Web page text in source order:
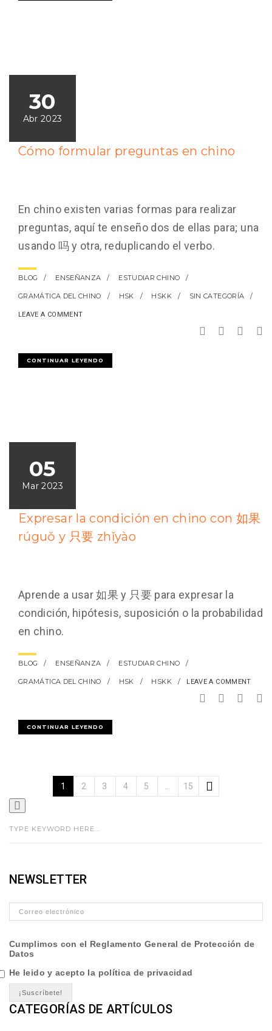
30
Abr 2023
Cómo formular preguntas en chino
En chino existen varias formas para realizar
preguntas, aquí te enseño dos de ellas para; una
usando 吗 y otra, reduplicando el verbo.
BLOG ENSEÑANZA ESTUDIAR CHINO
GRAMÁTICA DEL CHINO HSK HSKK SIN CATEGORÍA
LEAVE A COMMENT
CONTINUAR LEYENDO
05
Mar 2023
Expresar la condición en chino con 如果
rúguǒ y 只要 zhǐyào
Aprende a usar 如果 y 只要 para expresar la
condición, hipótesis, suposición o la probabilidad
en chino.
BLOG ENSEÑANZA ESTUDIAR CHINO
GRAMÁTICA DEL CHINO HSK HSKK LEAVE A COMMENT
CONTINUAR LEYENDO
1 2 3 4 5 … 15
NEWSLETTER
Cumplimos con el Reglamento General de Protección de
Datos
He leido y acepto la política de privacidad
CATEGORÍAS DE ARTÍCULOS